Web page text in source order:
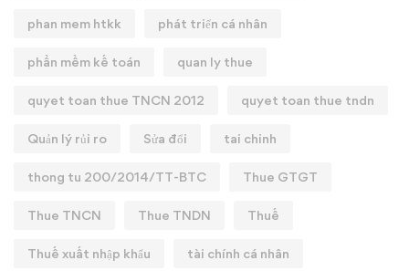
phan mem htkk phát triển cá nhân
phần mềm kế toán quan ly thue
quyet toan thue TNCN 2012 quyet toan thue tndn
Quản lý rủi ro Sửa đổi tai chinh
thong tu 200/2014/TT-BTC Thue GTGT
Thue TNCN Thue TNDN Thuế
Thuế xuất nhập khẩu tài chính cá nhân